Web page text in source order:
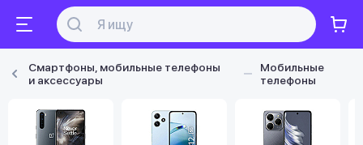
Смартфоны, мобильные телефоны
и аксессуары
Мобильные
телефоны